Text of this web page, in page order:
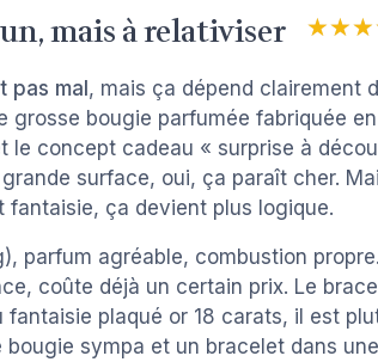
mais à relativiser
pas mal, mais ça dépend clairement
grosse bougie parfumée fabriquée en
le concept cadeau « surprise à
surface, oui, ça paraît cher.
ça devient plus logique.
parfum agréable, combustion
coûte déjà un certain prix. Le
fantaisie plaqué or 18 carats, il est
sympa et un bracelet dans une